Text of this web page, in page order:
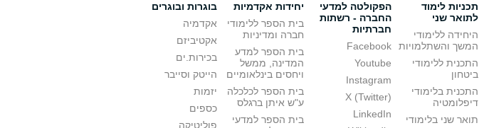
תכניות לימוד
לתואר שני
היחידה ללימודי
המשך והשתלמויות
התכנית ללימודי
ביטחון
התכנית בלימודי
דיפלומטיה
תואר שני בלימודי
הפקולטה למדעי
החברה - רשתות
חברתיות
Facebook
Youtube
Instagram
X (Twitter)
LinkedIn
יחידות אקדמיות
בית הספר ללימודי
חברה ומדיניות
בית הספר למדע
המדינה, ממשל
ויחסים בינלאומיים
בית הספר לכלכלה
ע"ש איתן ברגלס
בית הספר למדעי
בוגרות ובוגרים
אקדמיה
אקטיביזם
בכירות.ים
הייטק וסייבר
יזמות
כספים
פוליטיקה